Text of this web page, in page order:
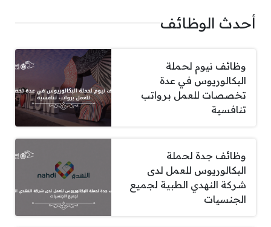
أحدث الوظائف
وظائف نيوم لحملة
البكالوريوس في عدة
تخصصات للعمل برواتب
تنافسية
وظائف جدة لحملة
البكالوريوس للعمل لدى
شركة النهدي الطبية لجميع
الجنسيات